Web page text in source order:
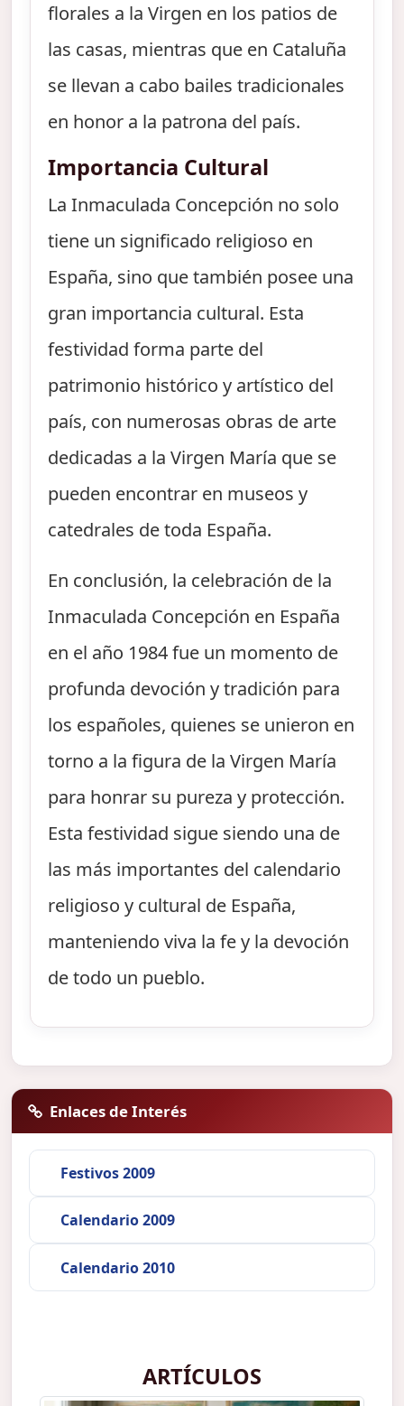
florales a la Virgen en los patios de
las casas, mientras que en Cataluña
se llevan a cabo bailes tradicionales
en honor a la patrona del país.
Importancia Cultural
La Inmaculada Concepción no solo
tiene un significado religioso en
España, sino que también posee una
gran importancia cultural. Esta
festividad forma parte del
patrimonio histórico y artístico del
país, con numerosas obras de arte
dedicadas a la Virgen María que se
pueden encontrar en museos y
catedrales de toda España.
En conclusión, la celebración de la
Inmaculada Concepción en España
en el año 1984 fue un momento de
profunda devoción y tradición para
los españoles, quienes se unieron en
torno a la figura de la Virgen María
para honrar su pureza y protección.
Esta festividad sigue siendo una de
las más importantes del calendario
religioso y cultural de España,
manteniendo viva la fe y la devoción
de todo un pueblo.
Enlaces de Interés
Festivos 2009
Calendario 2009
Calendario 2010
ARTÍCULOS